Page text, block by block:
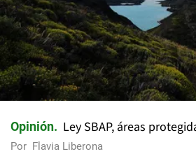
Opinión Ley SBAP, áreas
Por Flavia Liberona